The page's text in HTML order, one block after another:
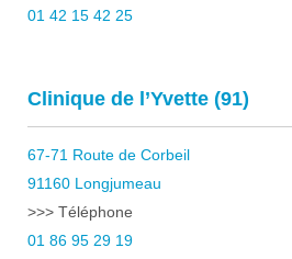
01 42 15 42 25
Clinique de l’Yvette (91)
67-71 Route de Corbeil
91160 Longjumeau
>>> Téléphone
01 86 95 29 19